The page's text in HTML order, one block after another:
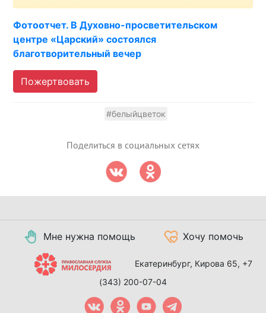
Фотоотчет. В Духовно-просветительском
центре «Царский» состоялся
благотворительный вечер
Пожертвовать
#белыйцветок
Поделиться в социальных сетях
Мне нужна помощь Хочу помочь
Екатеринбург, Кирова 65, +7
(343) 200-07-04